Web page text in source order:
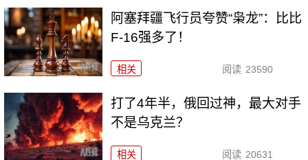
阿塞拜疆飞行员夸赞“枭龙”：比比
F-16强多了！
相关 阅读 23590
打了4年半，俄回过神，最大对手
不是乌克兰？
相关 阅读 20631